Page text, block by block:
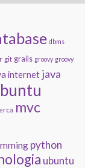
dbms
git grails groovy groovy
internet java
mvc
python
ubuntu